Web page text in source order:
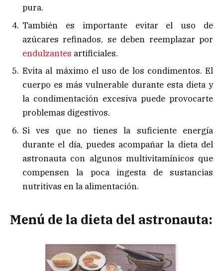
pura.
También es importante evitar el uso de
azúcares refinados, se deben reemplazar por
endulzantes artificiales.
Evita al máximo el uso de los condimentos. El
cuerpo es más vulnerable durante esta dieta y
la condimentación excesiva puede provocarte
problemas digestivos.
Si ves que no tienes la suficiente energía
durante el día, puedes acompañar la dieta del
astronauta con algunos multivitamínicos que
compensen la poca ingesta de sustancias
nutritivas en la alimentación.
Menú de la dieta del astronauta: